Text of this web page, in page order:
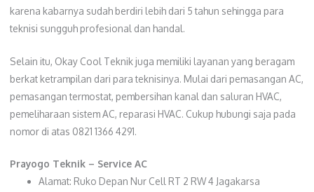
karena kabarnya sudah berdiri lebih dari 5 tahun sehingga para
teknisi sungguh profesional dan handal.
Selain itu, Okay Cool Teknik juga memiliki layanan yang beragam
berkat ketrampilan dari para teknisinya. Mulai dari pemasangan AC,
pemasangan termostat, pembersihan kanal dan saluran HVAC,
pemeliharaan sistem AC, reparasi HVAC. Cukup hubungi saja pada
nomor di atas 0821 1366 4291.
Prayogo Teknik – Service AC
Alamat: Ruko Depan Nur Cell RT 2 RW 4 Jagakarsa